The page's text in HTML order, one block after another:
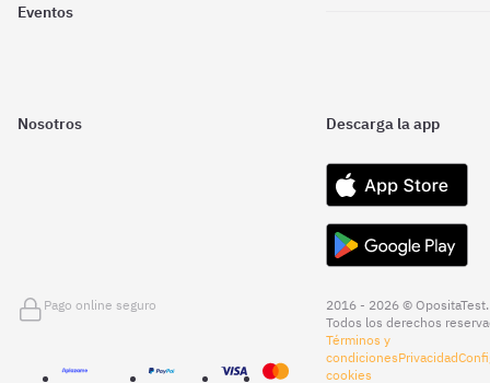
Eventos
Nosotros Descarga la app
Pago online seguro
2016 - 2026 © OpositaTest.
Todos los derechos
Términos y
condicionesPrivacidad
cookies